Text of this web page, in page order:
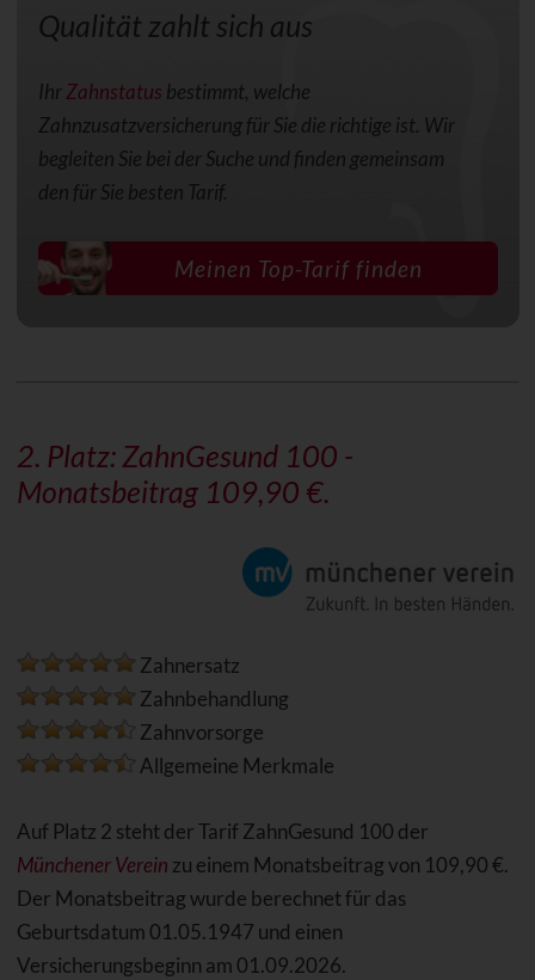
Qualität zahlt sich aus
IhrZahnstatus bestimmt, welche
Zahnzusatzversicherung für Sie die richtige ist. Wir
begleiten Sie bei der Suche und finden gemeinsam
den für Sie besten Tarif.
Meinen Top-Tarif finden
2. Platz: ZahnGesund 100 -
Monatsbeitrag 109,90 €.
Zahnersatz
Zahnbehandlung
Zahnvorsorge
Allgemeine Merkmale
Auf Platz 2 steht der Tarif ZahnGesund 100 der
Münchener Verein zu einem Monatsbeitrag von 109,90 €.
Der Monatsbeitrag wurde berechnet für das
Geburtsdatum 01.05.1947 und einen
Versicherungsbeginn am 01.09.2026.